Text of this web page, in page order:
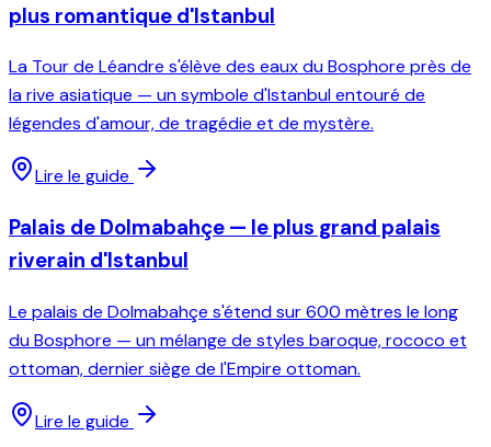
plus romantique d'Istanbul
La Tour de Léandre s'élève des eaux du Bosphore près de
la rive asiatique — un symbole d'Istanbul entouré de
légendes d'amour, de tragédie et de mystère.
Lire le guide
Palais de Dolmabahçe — le plus grand palais
riverain d'Istanbul
Le palais de Dolmabahçe s'étend sur 600 mètres le long
du Bosphore — un mélange de styles baroque, rococo et
ottoman, dernier siège de l'Empire ottoman.
Lire le guide